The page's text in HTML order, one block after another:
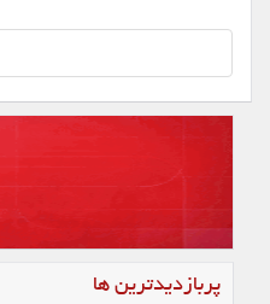
پربازدیدترین ها